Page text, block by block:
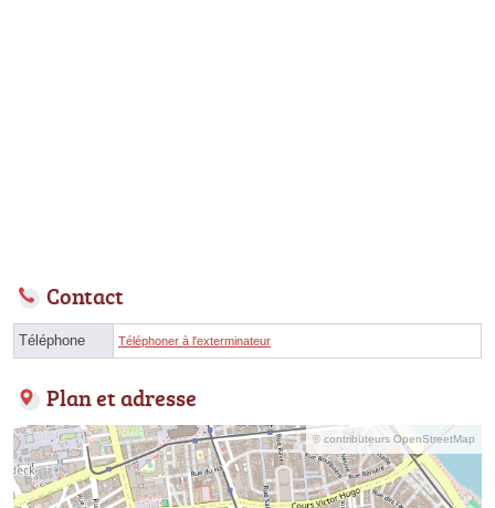
Contact
Téléphone Téléphoner à l'exterminateur
Plan et adresse
© contributeurs OpenStreetMap